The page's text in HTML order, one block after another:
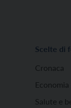
Scelte di
Cronaca
Salute e